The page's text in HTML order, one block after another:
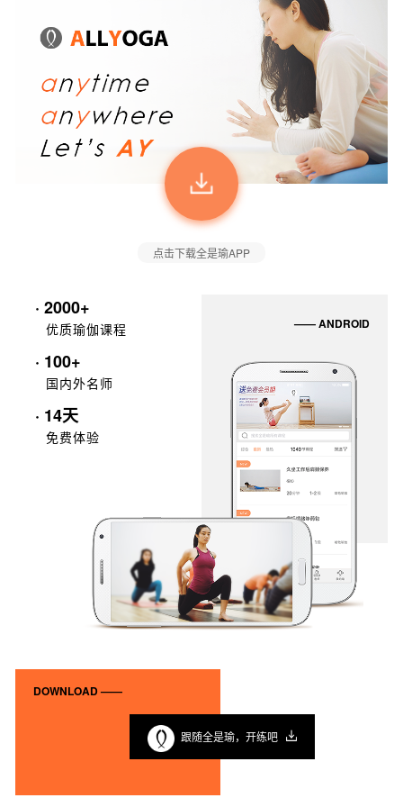
点击下载全是瑜APP
· 2000+
优质瑜伽课程
· 100+
国内外名师
· 14天
免费体验
—— ANDROID
DOWNLOAD ——
跟随全是瑜，开练吧